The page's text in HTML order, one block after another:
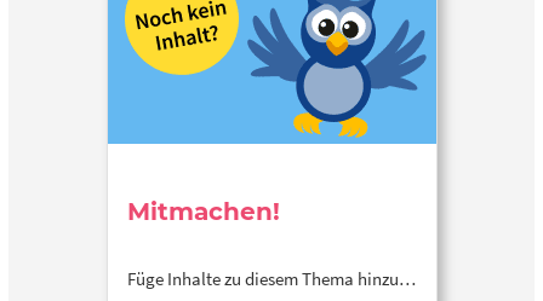
Mitmachen!
Füge Inhalte zu diesem Thema hinzu…